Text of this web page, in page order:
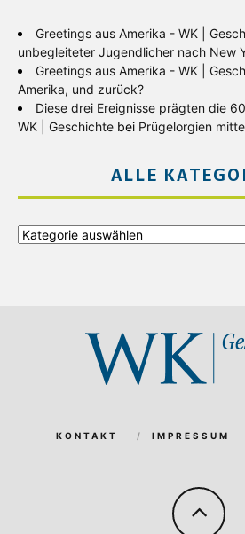
Greetings aus Amerika - WK |
unbegleiteter Jugendlicher nach New
Greetings aus Amerika - WK |
Amerika, und zurück?
Diese drei Ereignisse prägten die
WK | Geschichte bei Prügelorgien
ALLE
Alle
KONTAKT IMPRESSUM